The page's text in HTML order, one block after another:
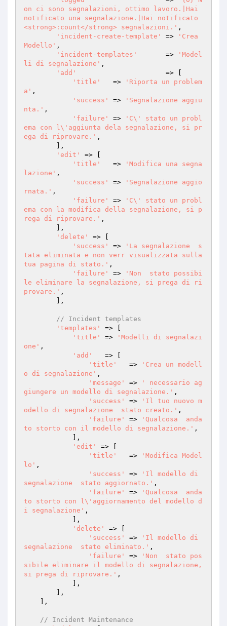
on ci sono segnalazioni, ottimo lavoro.|Hai
notificato una segnalazione.|Hai notificato
<strong>:count</strong> segnalazioni.' ,
'incident-create-template'
=>
'Crea
Modello' ,
'incident-templates'
       =>
'Model
li di segnalazione' ,
'add'
                      => [
'title'
   =>
'Riporta un problem
a' ,
'success'
=>
'Segnalazione aggiu
nta.' ,
'failure'
=>
'C\' stato un probl
ema con l\'aggiunta dela segnalazione, si pr
ega di riprovare.' ,
'edit'
=> [
'title'
   =>
'Modifica una segna
lazione' ,
'success'
=>
'Segnalazione aggio
rnata.' ,
'failure'
=>
'C\' stato un probl
ema con la modifica della segnalazione, si p
rega di riprovare.' ,
'delete'
=> [
'success'
=>
'La segnalazione  s
tata eliminata e non verr visualizzata sulla
tua pagina di stato.' ,
'failure'
=>
'Non  stato possibi
le eliminare la segnalazione, si prega di ri
provare.' ,
// Incident templates
'templates'
=> [
'title'
=>
'Modelli di segnalazi
one' ,
'add'
   => [
'title'
   =>
'Crea un modell
o di segnalazione' ,
'message'
=>
' necessario ag
giungere un modello di segnalazione.' ,
'success'
=>
'Il tuo nuovo m
odello di segnalazione  stato creato.' ,
'failure'
=>
'Qualcosa  anda
to storto con il modello di segnalazione.' ,
'edit'
=> [
'title'
   =>
'Modifica Model
lo' ,
'success'
=>
'Il modello di
segnalazione  stato aggiornato.' ,
'failure'
=>
'Qualcosa  anda
to storto con l\'aggiornamento del modello d
i segnalazione' ,
'delete'
=> [
'success'
=>
'Il modello di
segnalazione  stato eliminato.' ,
'failure'
=>
'Non  stato pos
sibile eliminare il modello di segnalazione,
si prega di riprovare.' ,
// Incident Maintenance